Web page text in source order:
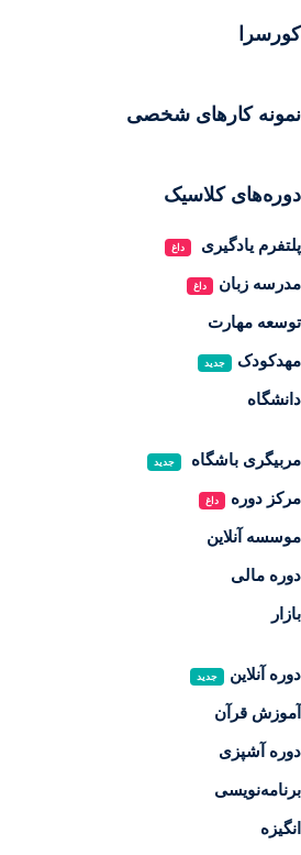
کورسرا
نمونه کارهای شخصی
دوره‌های کلاسیک
پلتفرم یادگیری داغ
مدرسه زبان داغ
توسعه مهارت
مهدکودک جدید
دانشگاه
مربیگری باشگاه جدید
مرکز دوره داغ
موسسه آنلاین
دوره مالی
بازار
دوره آنلاین جدید
آموزش قرآن
دوره آشپزی
برنامه‌نویسی
انگیزه